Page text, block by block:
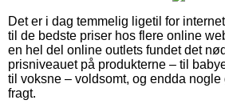
Det er i dag temmelig ligetil for
til de bedste priser hos flere online
en hel del online outlets fundet det
prisniveauet på produkterne – til
til voksne – voldsomt, og endda nogle
fragt.